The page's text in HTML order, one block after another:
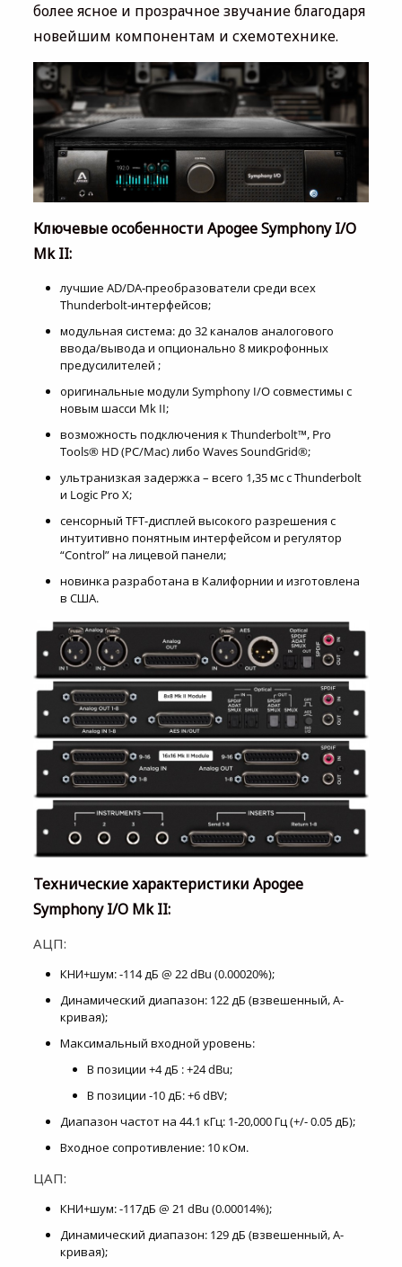
более ясное и прозрачное звучание благодаря
новейшим компонентам и схемотехнике.
Ключевые особенности Apogee Symphony I/O
Mk II:
лучшие AD/DA-преобразователи среди всех
Thunderbolt-интерфейсов;
модульная система: до 32 каналов аналогового
ввода/вывода и опционально 8 микрофонных
предусилителей ;
оригинальные модули Symphony I/O совместимы с
новым шасси Mk II;
возможность подключения к Thunderbolt™, Pro
Tools® HD (PC/Mac) либо Waves SoundGrid®;
ультранизкая задержка – всего 1,35 мс с Thunderbolt
и Logic Pro X;
сенсорный TFT-дисплей высокого разрешения с
интуитивно понятным интерфейсом и регулятор
“Control” на лицевой панели;
новинка разработана в Калифорнии и изготовлена
в США.
Технические характеристики Apogee
Symphony I/O Mk II:
АЦП:
КНИ+шум: -114 дБ @ 22 dBu (0.00020%);
Динамический диапазон: 122 дБ (взвешенный, A-
кривая);
Максимальный входной уровень:
В позиции +4 дБ : +24 dBu;
В позиции -10 дБ: +6 dBV;
Диапазон частот на 44.1 кГц: 1-20,000 Гц (+/- 0.05 дБ);
Входное сопротивление: 10 кОм.
ЦАП:
КНИ+шум: -117дБ @ 21 dBu (0.00014%);
Динамический диапазон: 129 дБ (взвешенный, A-
кривая);